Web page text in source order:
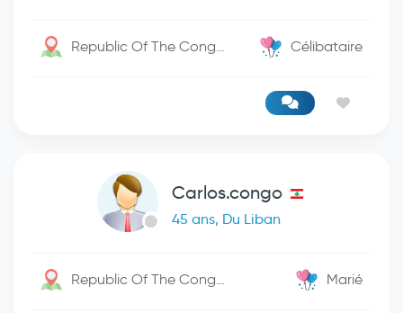
Republic Of The Congo / - Célibataire
Carlos.congo
45 ans, Du Liban
Republic Of The Congo / Lubumbashi Marié